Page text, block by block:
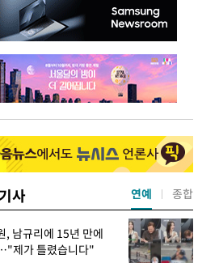
사
, 남규리에 15년 만에
제가 틀렸습니다"
연예 종합